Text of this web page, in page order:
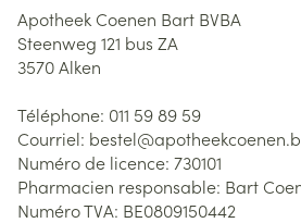
Apotheek Coenen Bart BVBA
Steenweg 121 bus ZA
3570Alken
Téléphone: 011 59 89 59
Courriel: bestel@
Numéro de licence: 730101
Pharmacien responsable: Bart
Numéro TVA: BE0809150442